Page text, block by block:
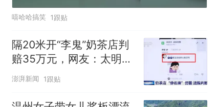
嘻哈哈搞笑 1跟贴
隔20米开“李鬼”奶茶店判
赔35万元，网友：太明目
张胆了
澎湃新闻 1跟贴